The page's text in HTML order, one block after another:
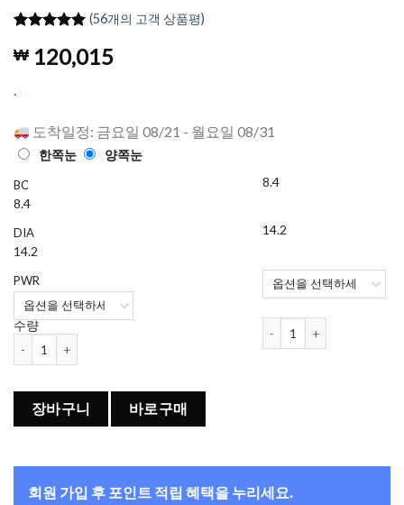
평가를 기
준으로 5점
으로 평가
(56개의 고객 상품평)
₩ 120,015
.
도착일정: 금요일 08/21 - 월요일 08/31
한쪽눈 양쪽눈
BC
8.4
DIA
14.2
PWR
수량
8.4
14.2
장바구니 바로구매
회원 가입 후 포인트 적립 혜택을 누리세요.